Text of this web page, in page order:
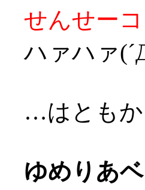
せんせー
ハァハァ
…はともか
ゆめりあ